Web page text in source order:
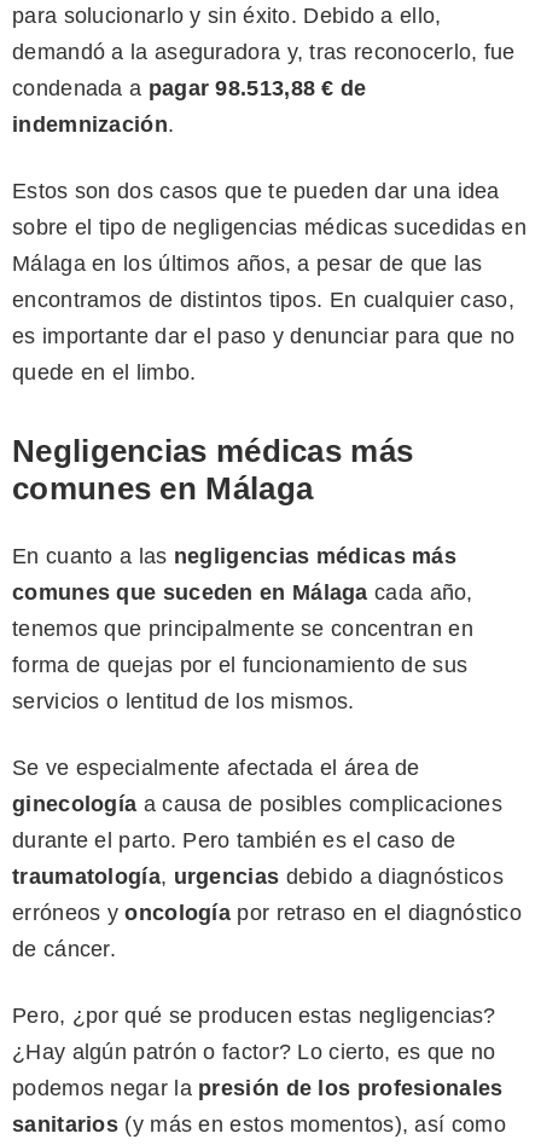
para solucionarlo y sin éxito. Debido a ello,
demandó a la aseguradora y, tras reconocerlo, fue
condenada a pagar 98.513,88 € de
indemnización.
Estos son dos casos que te pueden dar una idea
sobre el tipo de negligencias médicas sucedidas en
Málaga en los últimos años, a pesar de que las
encontramos de distintos tipos. En cualquier caso,
es importante dar el paso y denunciar para que no
quede en el limbo.
Negligencias médicas más
comunes en Málaga
En cuanto a las negligencias médicas más
comunes que suceden en Málaga cada año,
tenemos que principalmente se concentran en
forma de quejas por el funcionamiento de sus
servicios o lentitud de los mismos.
Se ve especialmente afectada el área de
ginecología a causa de posibles complicaciones
durante el parto. Pero también es el caso de
traumatología, urgencias debido a diagnósticos
erróneos yoncología por retraso en el diagnóstico
de cáncer.
Pero, ¿por qué se producen estas negligencias?
¿Hay algún patrón o factor? Lo cierto, es que no
podemos negar la presión de los profesionales
sanitarios (y más en estos momentos), así como